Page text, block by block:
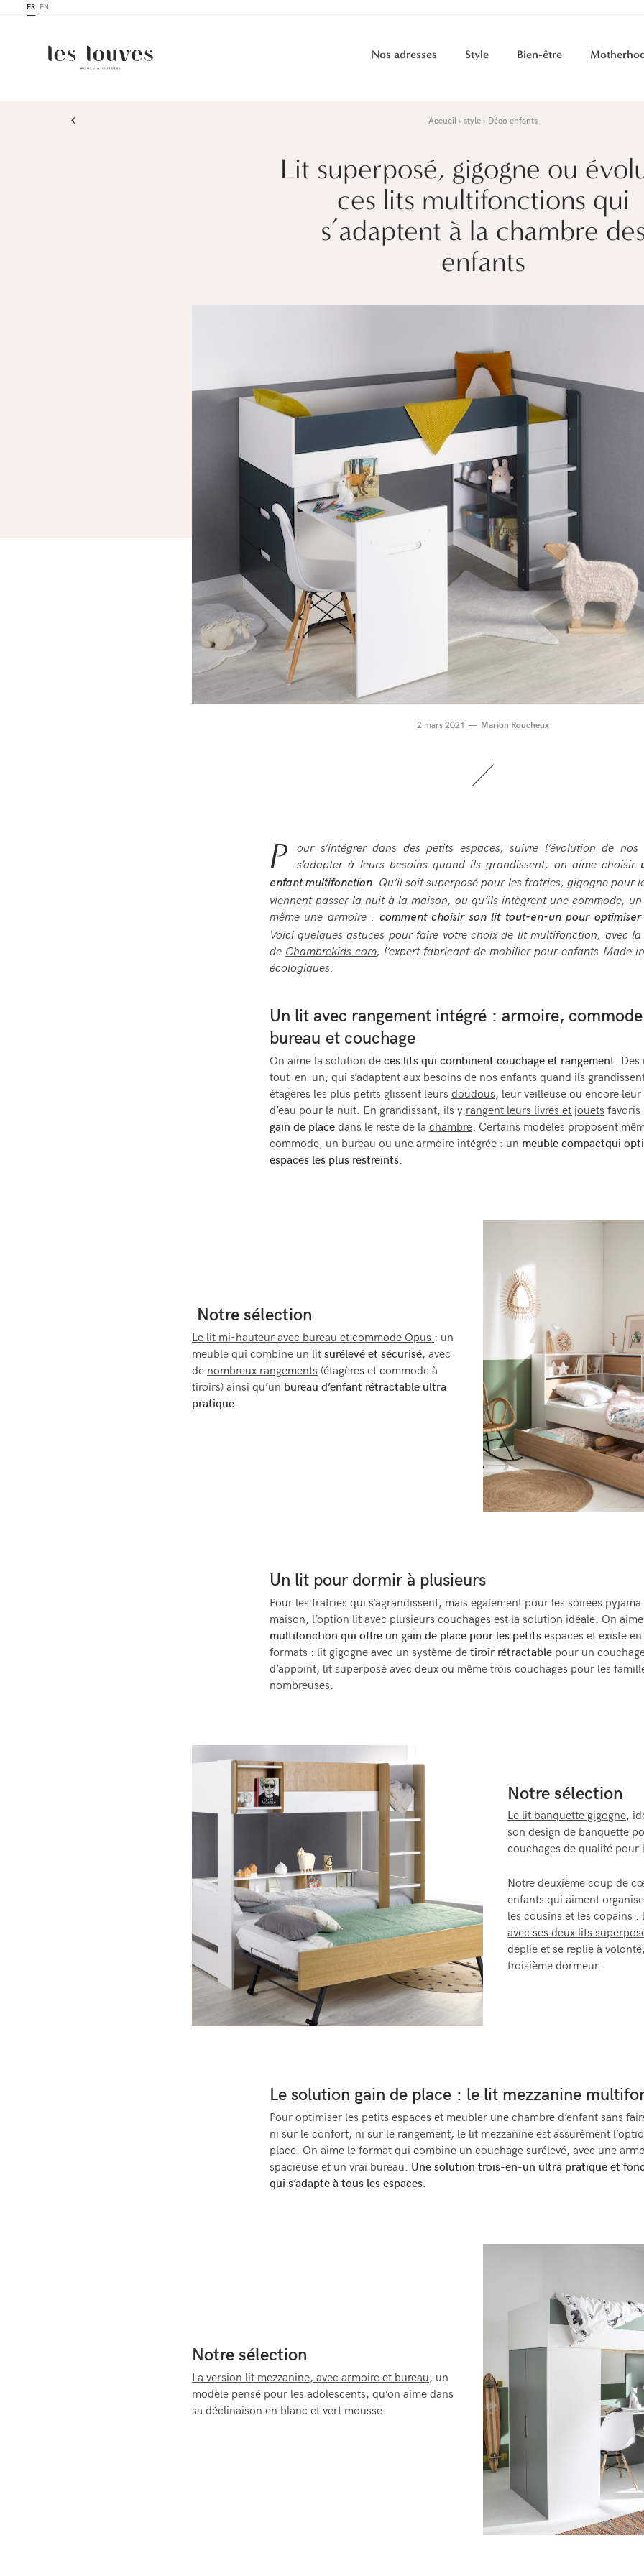
FR EN
Nos adresses Style Bien-être
› Accueil style Déco enfants
Lit superposé, gigogne ou
ces lits multifonctions qui
s’adaptent à la chambre
enfants
2 mars 2021 Marion Roucheux
P
our s’intégrer dans des petits espaces, suivre l’évolution de
s’adapter à leurs besoins quand ils grandissent, on aime choisir
enfant multifonction. Qu’il soit superposé pour les fratries, gigogne pour
viennent passer la nuit à la maison, ou qu’ils intègrent une commode,
même une armoire : comment choisir son lit tout-en-un pour optimiser
Voici quelques astuces pour faire votre choix de lit multifonction, avec
deChambrekids.com, l’expert fabricant de mobilier pour enfants Made
écologiques.
Un lit avec rangement intégré : armoire,
bureau et couchage
On aime la solution deces lits qui combinent couchage et rangement. Des
tout-en-un, qui s’adaptent aux besoins de nos enfants quand ils
étagères les plus petits glissent leursdoudous, leur veilleuse ou encore leur
d’eau pour la nuit. En grandissant, ils yrangent leurs livres et jouetsfavoris
gain de placedans le reste de lachambre. Certains modèles proposent
commode, un bureau ou une armoire intégrée : un meuble compactqui
espaces les plus restreints.
Notre sélection
Le lit mi-hauteur avec bureau et commode Opus: un
meuble qui combine un litsurélevé et sécurisé, avec
denombreux rangements (étagères et commode à
tiroirs) ainsi qu’un bureau d’enfant rétractable ultra
pratique.
Un lit pour dormir à plusieurs
Pour les fratries qui s’agrandissent, mais également pour les soirées pyjama
maison, l’option lit avec plusieurs couchages est la solution idéale. On
multifonction qui offre un gain de place pour les petitsespaces et existe
formats : lit gigogne avec un système detiroir rétractablepour un
d’appoint, lit superposé avec deux ou même trois couchages pour les
nombreuses.
Notre sélection
Le lit banquette gigogne,
son design de banquette
couchages de qualité
Notre deuxième coup de
enfants qui aiment
les cousins et les copains :
avec ses deux lits
déplie et se replie à
troisième dormeur.
Le solution gain de place : le lit mezzanine
Pour optimiser les petits espaceset meubler une chambre d’enfant sans
ni sur le confort, ni sur le rangement, le lit mezzanine est assurément
place. On aime le format qui combine un couchage surélevé, avec une
spacieuse et un vrai bureau. Une solution trois-en-un ultra pratique et
qui s’adapte à tous les espaces.
Notre sélection
La version lit mezzanine, avec armoire et bureau, un
modèle pensé pour les adolescents, qu’on aime dans
sa déclinaison en blanc et vert mousse.